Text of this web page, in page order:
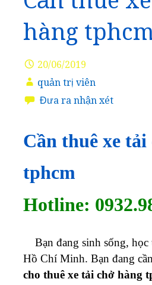
hàng
20/06/2019
quản trị viên
Đưa ra nhận xét
Cần thuê xe tải
tphcm
Hotline:
Bạn đang sinh sống, học
Hồ Chí Minh. Bạn đang
cho thuê xe tải chở hàng